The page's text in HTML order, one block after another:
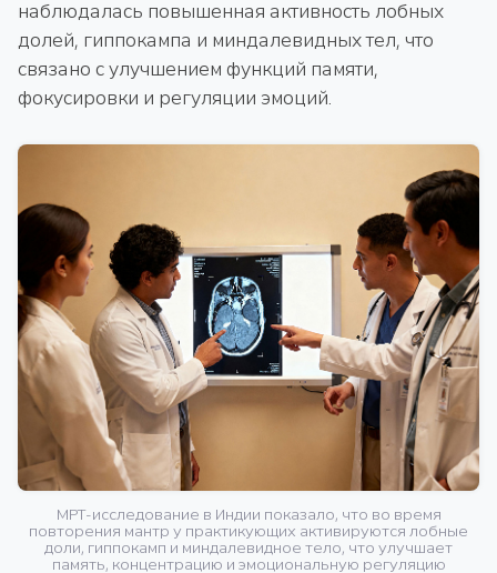
наблюдалась повышенная активность лобных
долей, гиппокампа и миндалевидных тел, что
связано с улучшением функций памяти,
фокусировки и регуляции эмоций.
МРТ-исследование в Индии показало, что во время
повторения мантр у практикующих активируются лобные
доли, гиппокамп и миндалевидное тело, что улучшает
память, концентрацию и эмоциональную регуляцию